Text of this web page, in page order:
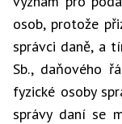
osob, protože
správci daně, a
Sb., daňového
fyzické osoby
správy daní se